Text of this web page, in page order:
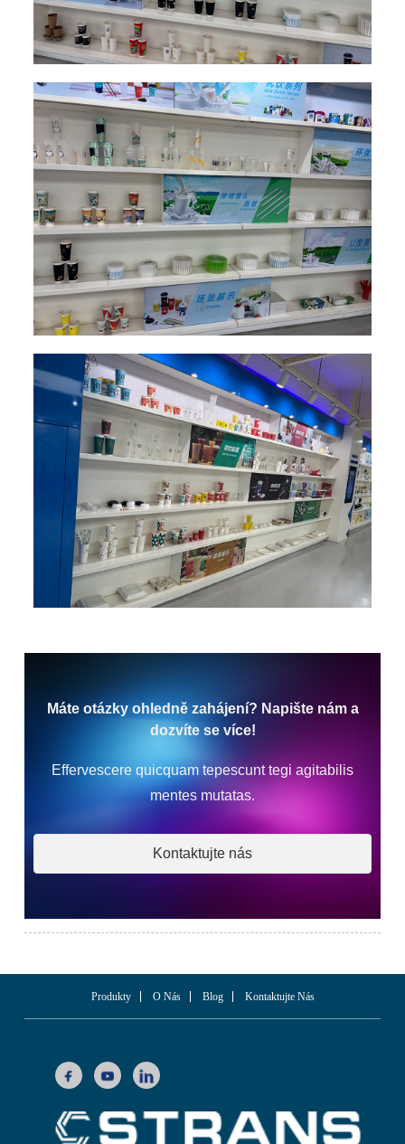
Máte otázky ohledně zahájení? Napište nám a
dozvíte se více!
Effervescere quicquam tepescunt tegi agitabilis
mentes mutatas.
Kontaktujte nás
Produkty O Nás Blog Kontaktujte Nás